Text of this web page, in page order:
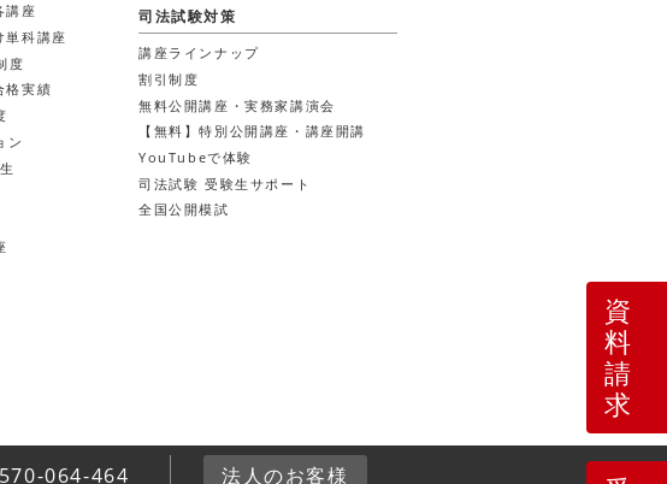
資
料
請
求
講座
単科講座
度
格実績
ン
司法試験対策
講座ラインナップ
割引制度
無料公開講座・実務家講演会
【無料】特別公開講座・講座開講
YouTubeで体験
司法試験 受験生サポート
全国公開模試
064-464 法人のお客様